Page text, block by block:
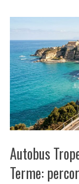
Autobus
Terme: